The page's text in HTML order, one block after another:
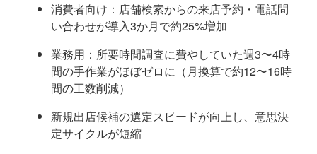
消費者向け：店舗検索からの来店予約・電話問
い合わせが導入3か月で約25%増加
業務用：所要時間調査に費やしていた週3〜4時
間の手作業がほぼゼロに（月換算で約12〜16時
間の工数削減）
新規出店候補の選定スピードが向上し、意思決
定サイクルが短縮